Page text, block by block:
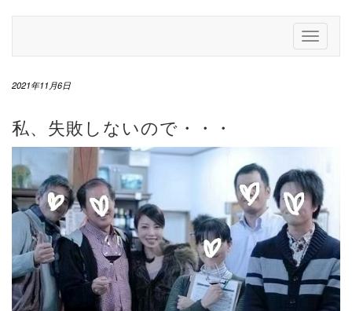
Toggle
2021年11月6日
私、失敗しないので・・・